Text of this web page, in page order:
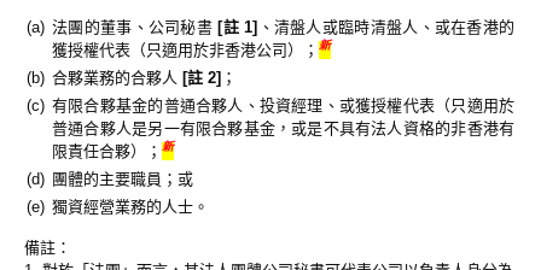
(a) 法團的董事、公司秘書 [註 1] 、清盤人或臨時清盤人、或在香港的
獲授權代表（只適用於非香港公司）； 新
(b) 合夥業務的合夥人 [註 2] ；
(c) 有限合夥基金的普通合夥人、投資經理、或獲授權代表（只適用於
普通合夥人是另一有限合夥基金，或是不具有法人資格的非香港有
限責任合夥）； 新
(d) 團體的主要職員；或
(e) 獨資經營業務的人士。
備註：